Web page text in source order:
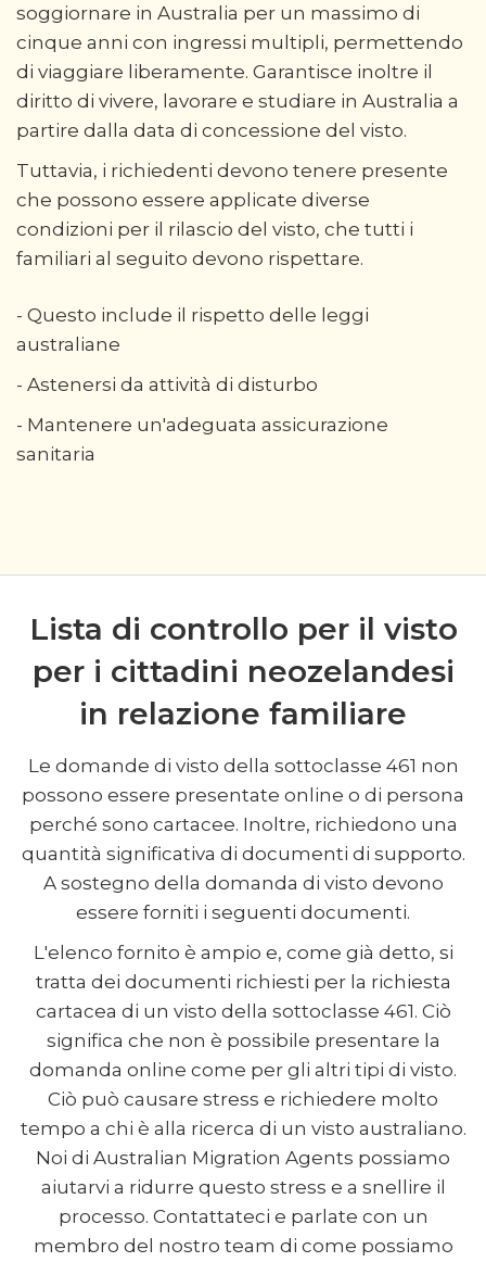
soggiornare in Australia per un massimo di
cinque anni con ingressi multipli, permettendo
di viaggiare liberamente. Garantisce inoltre il
diritto di vivere, lavorare e studiare in Australia a
partire dalla data di concessione del visto.
Tuttavia, i richiedenti devono tenere presente
che possono essere applicate diverse
condizioni per il rilascio del visto, che tutti i
familiari al seguito devono rispettare.
- Questo include il rispetto delle leggi
australiane
- Astenersi da attività di disturbo
- Mantenere un'adeguata assicurazione
sanitaria
Lista di controllo per il visto
per i cittadini neozelandesi
in relazione familiare
Le domande di visto della sottoclasse 461 non
possono essere presentate online o di persona
perché sono cartacee. Inoltre, richiedono una
quantità significativa di documenti di supporto.
A sostegno della domanda di visto devono
essere forniti i seguenti documenti.
L'elenco fornito è ampio e, come già detto, si
tratta dei documenti richiesti per la richiesta
cartacea di un visto della sottoclasse 461. Ciò
significa che non è possibile presentare la
domanda online come per gli altri tipi di visto.
Ciò può causare stress e richiedere molto
tempo a chi è alla ricerca di un visto australiano.
Noi di Australian Migration Agents possiamo
aiutarvi a ridurre questo stress e a snellire il
processo. Contattateci e parlate con un
membro del nostro team di come possiamo